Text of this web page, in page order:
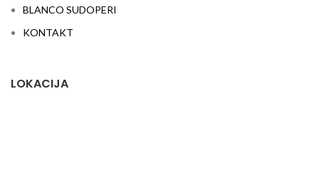
BLANCO SUDOPERI
KONTAKT
LOKACIJA